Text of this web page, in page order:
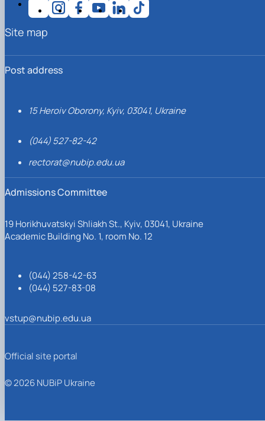
Post address
15 Heroiv Oborony, Kyiv, 03041, Ukraine
(044) 527-82-42
rectorat@nubip.edu.ua
Admissions Committee
19 Horikhuvatskyi Shliakh St., Kyiv, 03041, Ukraine
Academic Building No. 1, room No. 12
(044) 258-42-63
(044) 527-83-08
vstup@nubip.edu.ua
Site map
Official site portal
© 2026 NUBiP Ukraine